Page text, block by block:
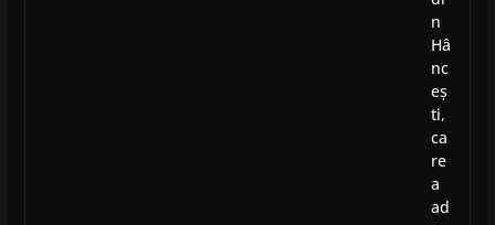
n
Hâ
nc
eș
ti,
ca
re
a
ad